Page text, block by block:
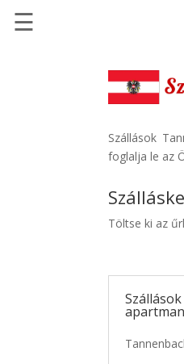
Szállásinfo.eu
Repülőjegy
Autóbérlés
☰
Szállások
foglalja le az
Töltse ki az